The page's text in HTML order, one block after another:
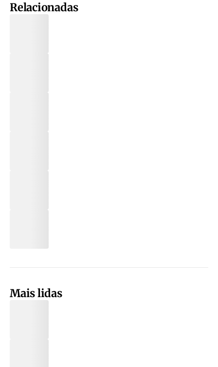
Relacionadas
Mais lidas